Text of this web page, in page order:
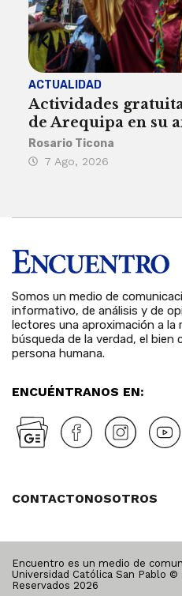
ACTUALIDAD
Actividades
de Arequipa en su
Rosario Ticona
7 Ago, 2026
Somos un medio de
informativo, de análisis y de
lectores una aproximación a la
búsqueda de la verdad, el bien
persona humana.
ENCUÉNTRANOS EN:
CONTACTONOSOTROS
Encuentro es un medio de
Universidad Católica San Pablo
Reservados 2026